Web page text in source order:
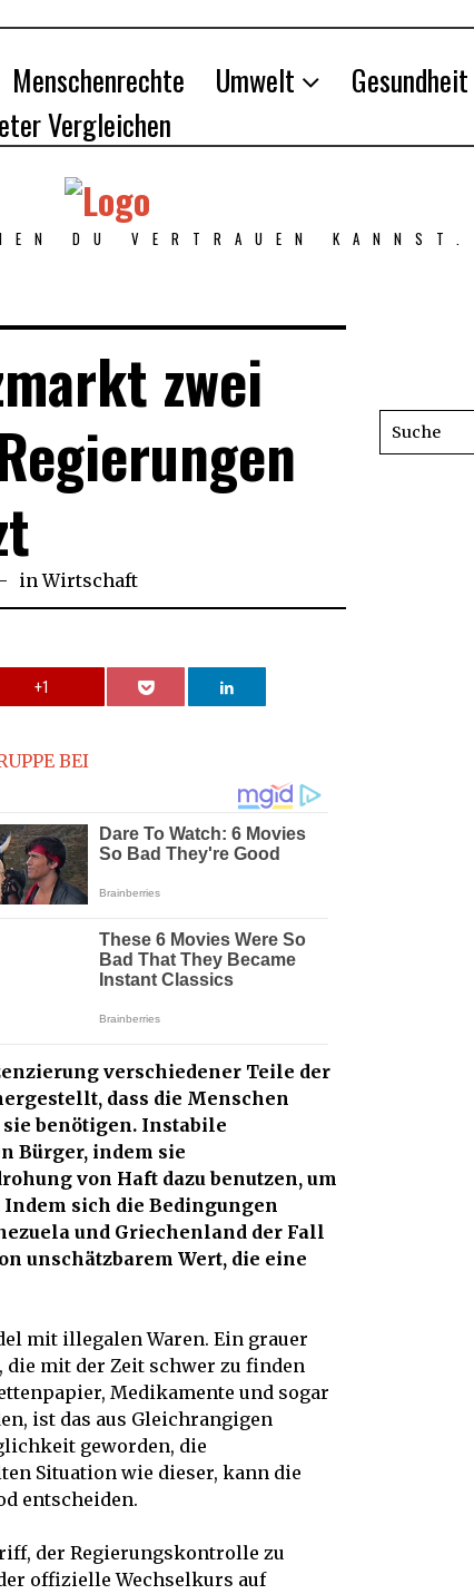
Menschenrechte Umwelt
Gesundheit
Vergleichen
DU VERTRAUEN KANNST.
zwei
in Wirtschaft
+1
BEI
verschiedener Teile der
dass die Menschen
benötigen. Instabile
Bürger, indem sie
von Haft dazu benutzen, um
sich die Bedingungen
und Griechenland der Fall
unschätzbarem Wert, die eine
mit illegalen Waren. Ein grauer
mit der Zeit schwer zu finden
Medikamente und sogar
ist das aus Gleichrangigen
geworden, die
Situation wie dieser, kann die
entscheiden.
der Regierungskontrolle zu
offizielle Wechselkurs auf